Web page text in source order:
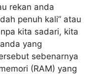
rekan anda
penuh kali” atau
kita sadari, kita
yang
sebenarnya
(RAM) yang